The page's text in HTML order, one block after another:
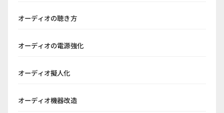
オーディオの聴き方
オーディオの電源強化
オーディオ擬人化
オーディオ機器改造